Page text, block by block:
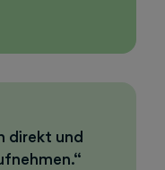
direkt und